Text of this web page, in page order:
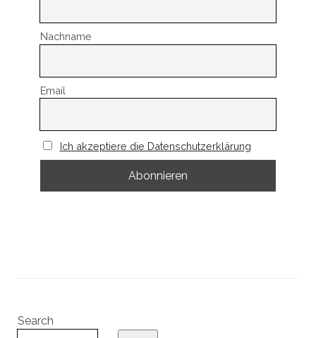
Nachname
Email
Ich akzeptiere die Datenschutzerklärung
Search